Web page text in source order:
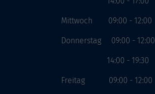
Mittwoch 09:00 - 12:00
Donnerstag 09:00 - 12:00
14:00 - 19:30
Freitag 09:00 - 12:00